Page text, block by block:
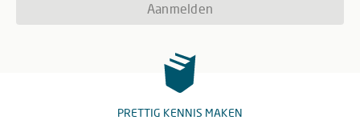
Aanmelden
PRETTIG KENNIS MAKEN